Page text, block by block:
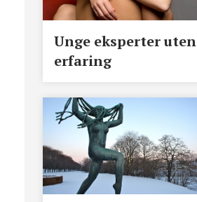
Unge eksperter uten
erfaring